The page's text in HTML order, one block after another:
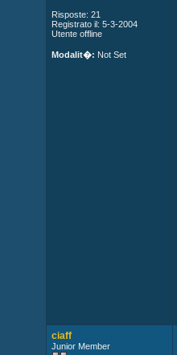
Risposte: 21
Registrato il: 5-3-2004
Utente offline
Modalit�: Not Set
ciaff
Junior Member